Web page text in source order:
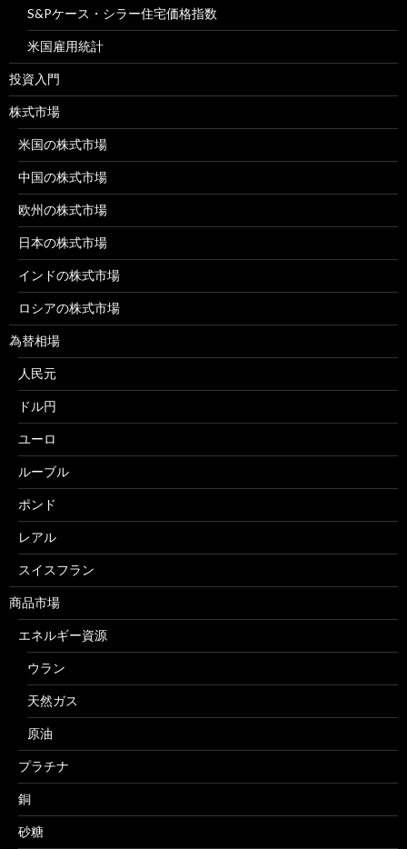
S&Pケース・シラー住宅価格指数
米国雇用統計
投資入門
株式市場
米国の株式市場
中国の株式市場
欧州の株式市場
日本の株式市場
インドの株式市場
ロシアの株式市場
為替相場
人民元
ドル円
ユーロ
ルーブル
ポンド
レアル
スイスフラン
商品市場
エネルギー資源
ウラン
天然ガス
原油
プラチナ
銅
砂糖